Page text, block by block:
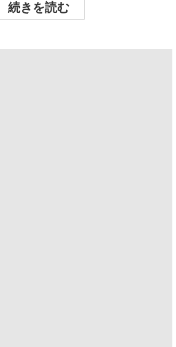
続きを読む